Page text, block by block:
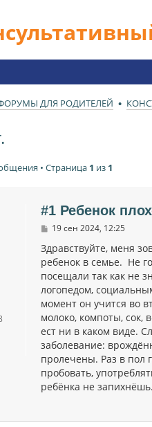
ДЛЯ РОДИТЕЛЕЙ
• Страница 1 из 1
#1 Ребенок
С
о
б
щ
е
н
и
е
19 сен 2024, 12:25
Здравствуйте, меня
ребенок в семье. Не
посещали так как не
логопедом,
момент он учится во
молоко, компоты,
ест ни в каком виде.
заболевание:
пролечены. Раз в пол
пробовать,
ребёнка не запихнёшь.